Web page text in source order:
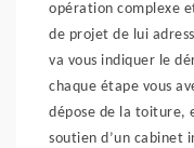
opération complexe
de projet de lui
va vous indiquer le
chaque étape vous
dépose de la toiture,
soutien d’un cabinet